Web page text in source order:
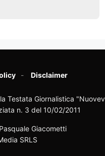
Disclaimer
Testata Giornalistica
n. 3 del 10/02/2011
Pasquale Giacometti
SRLS